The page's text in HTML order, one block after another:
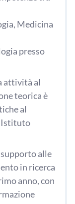
Medicina
presso
attività al
teorica è
al
Istituto
alle
in ricerca
anno, con